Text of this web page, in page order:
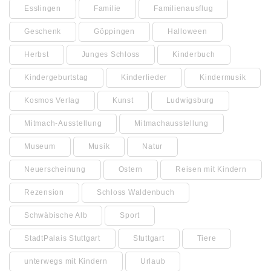
Esslingen Familie Familienausflug
Geschenk Göppingen Halloween
Herbst Junges Schloss Kinderbuch
Kindergeburtstag Kinderlieder Kindermusik
Kosmos Verlag Kunst Ludwigsburg
Mitmach-Ausstellung Mitmachausstellung
Museum Musik Natur
Neuerscheinung Ostern Reisen mit Kindern
Rezension Schloss Waldenbuch
Schwäbische Alb Sport
StadtPalais Stuttgart Stuttgart Tiere
unterwegs mit Kindern Urlaub